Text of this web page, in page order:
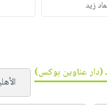
زيد
(دار عناوين بوكس)